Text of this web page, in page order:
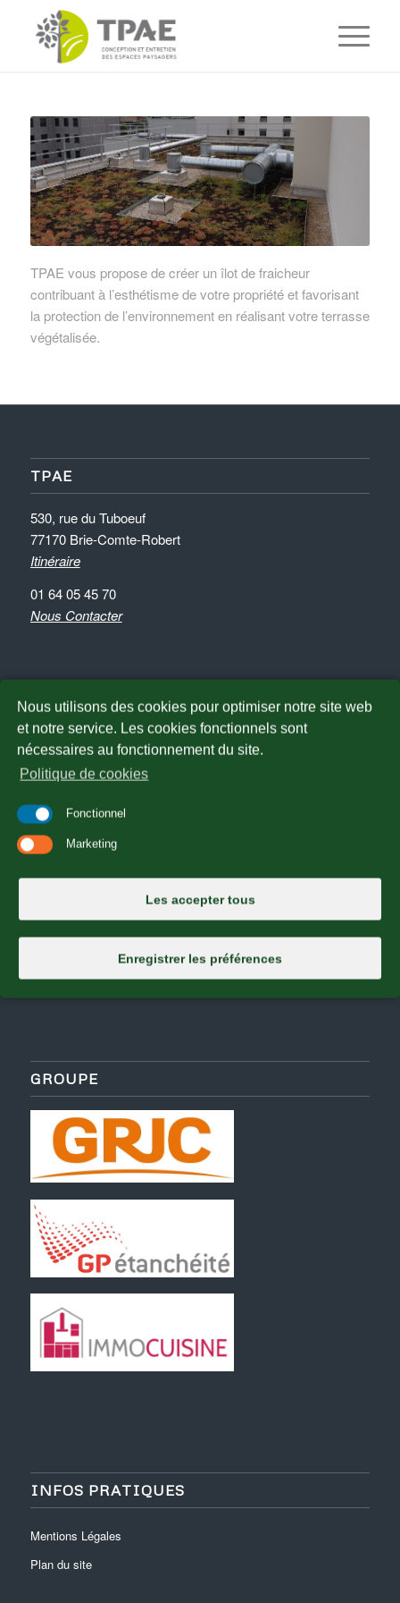
Nous utilisons des cookies pour optimiser notre site web
et notre service. Les cookies fonctionnels sont
nécessaires au fonctionnement du site.
Politique de cookies
Fonctionnel
Marketing
Les accepter tous
Enregistrer les préférences
TPAE vous propose de créer un îlot de fraicheur
contribuant à l’esthétisme de votre propriété et favorisant
la protection de l’environnement en réalisant votre terrasse
végétalisée.
TPAE
530, rue du Tuboeuf
77170 Brie-Comte-Robert
Itinéraire
01 64 05 45 70
Nous Contacter
NOUS TROUVER
GROUPE
INFOS PRATIQUES
Mentions Légales
Plan du site